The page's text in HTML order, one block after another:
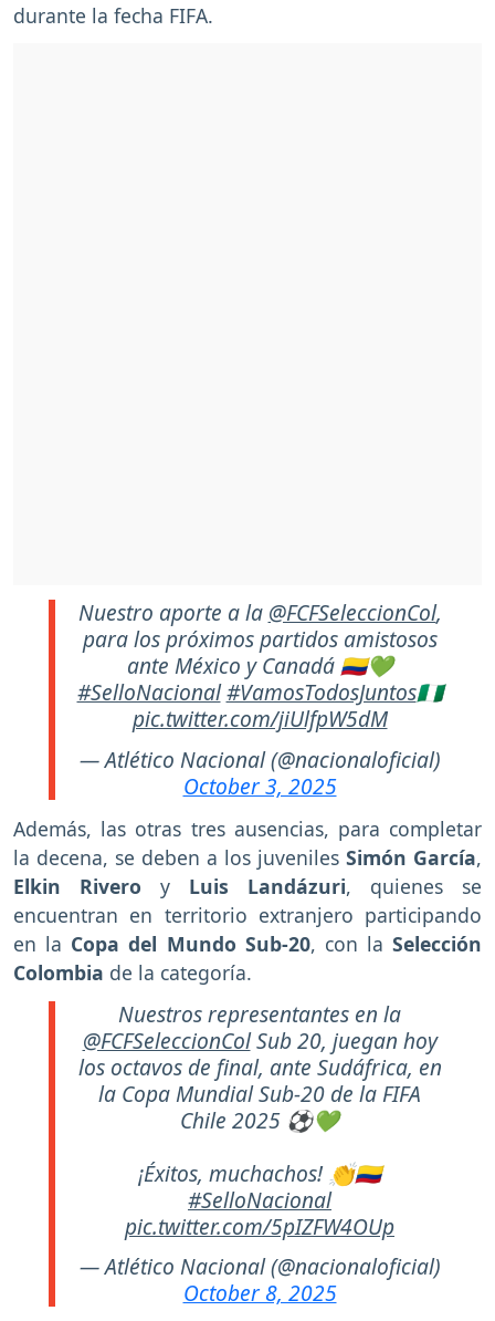
durante la fecha FIFA.
Nuestro aporte a la @FCFSeleccionCol,
para los próximos partidos amistosos
ante México y Canadá 🇨🇴💚
#SelloNacional #VamosTodosJuntos🇳🇬
pic.twitter.com/jiUlfpW5dM
— Atlético Nacional (@nacionaloficial)
October 3, 2025
Además, las otras tres ausencias, para completar
la decena, se deben a los juveniles Simón García,
Elkin Rivero y Luis Landázuri, quienes se
encuentran en territorio extranjero participando
en la Copa del Mundo Sub-20, con la Selección
Colombia de la categoría.
Nuestros representantes en la
@FCFSeleccionColSub 20, juegan hoy
los octavos de final, ante Sudáfrica, en
la Copa Mundial Sub-20 de la FIFA
Chile 2025 ⚽️💚
¡Éxitos, muchachos! 👏🇨🇴
#SelloNacional
pic.twitter.com/5pIZFW4OUp
— Atlético Nacional (@nacionaloficial)
October 8, 2025